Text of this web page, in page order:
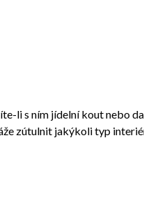
li s ním jídelní kout nebo
zútulnit jakýkoli typ